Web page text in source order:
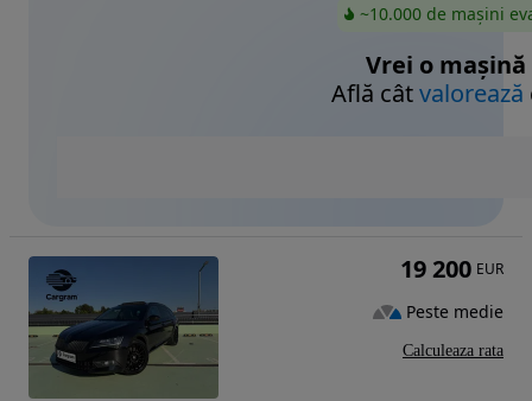
~10.000 de mașini
Vrei o mașină
Află câtvalorează
19 200 EUR
Peste medie
Calculeaza rata